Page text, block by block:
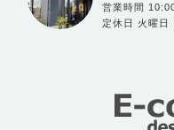
営業時間
定休日 火曜日